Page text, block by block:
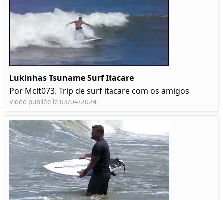
Lukinhas Tsuname Surf Itacare
Por Mclt073. Trip de surf itacare com os amigos
Vidéo publiée le 03/04/2024